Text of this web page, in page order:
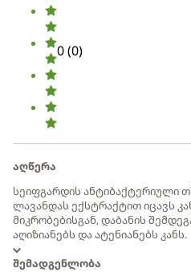
0(0)
აღწერა
სეიფგარდის ანტიბაქტერიული
ლავანდას ექსტრაქტით იცავს
მიკრობებისგან, დაბანის
აღიზიანებს და ატენიანებს კანს.
შემადგენლობა